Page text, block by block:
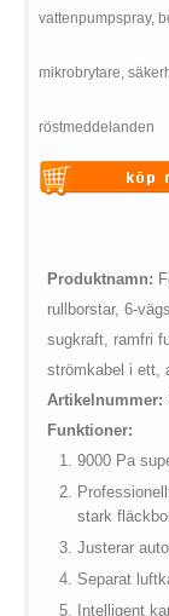
vattenpumpspray,
mikrobrytare,
röstmeddelanden
/web/m.liectroux-
global.com/
on line
42
Produktnamn:
rullborstar, 6-
sugkraft, ramfri
strömkabel i ett,
Artikelnummer:
Funktioner:
9000 Pa
stark
Justerar
Separat
Intelligent